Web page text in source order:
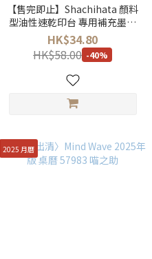
【售完即止】Shachihata 顏料
型油性速乾印台 專用補充墨水
(40ml)
HK$34.80
HK$58.00 -40%
2025 月曆